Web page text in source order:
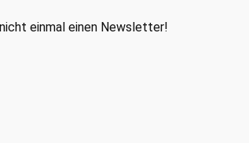
einmal einen Newsletter!